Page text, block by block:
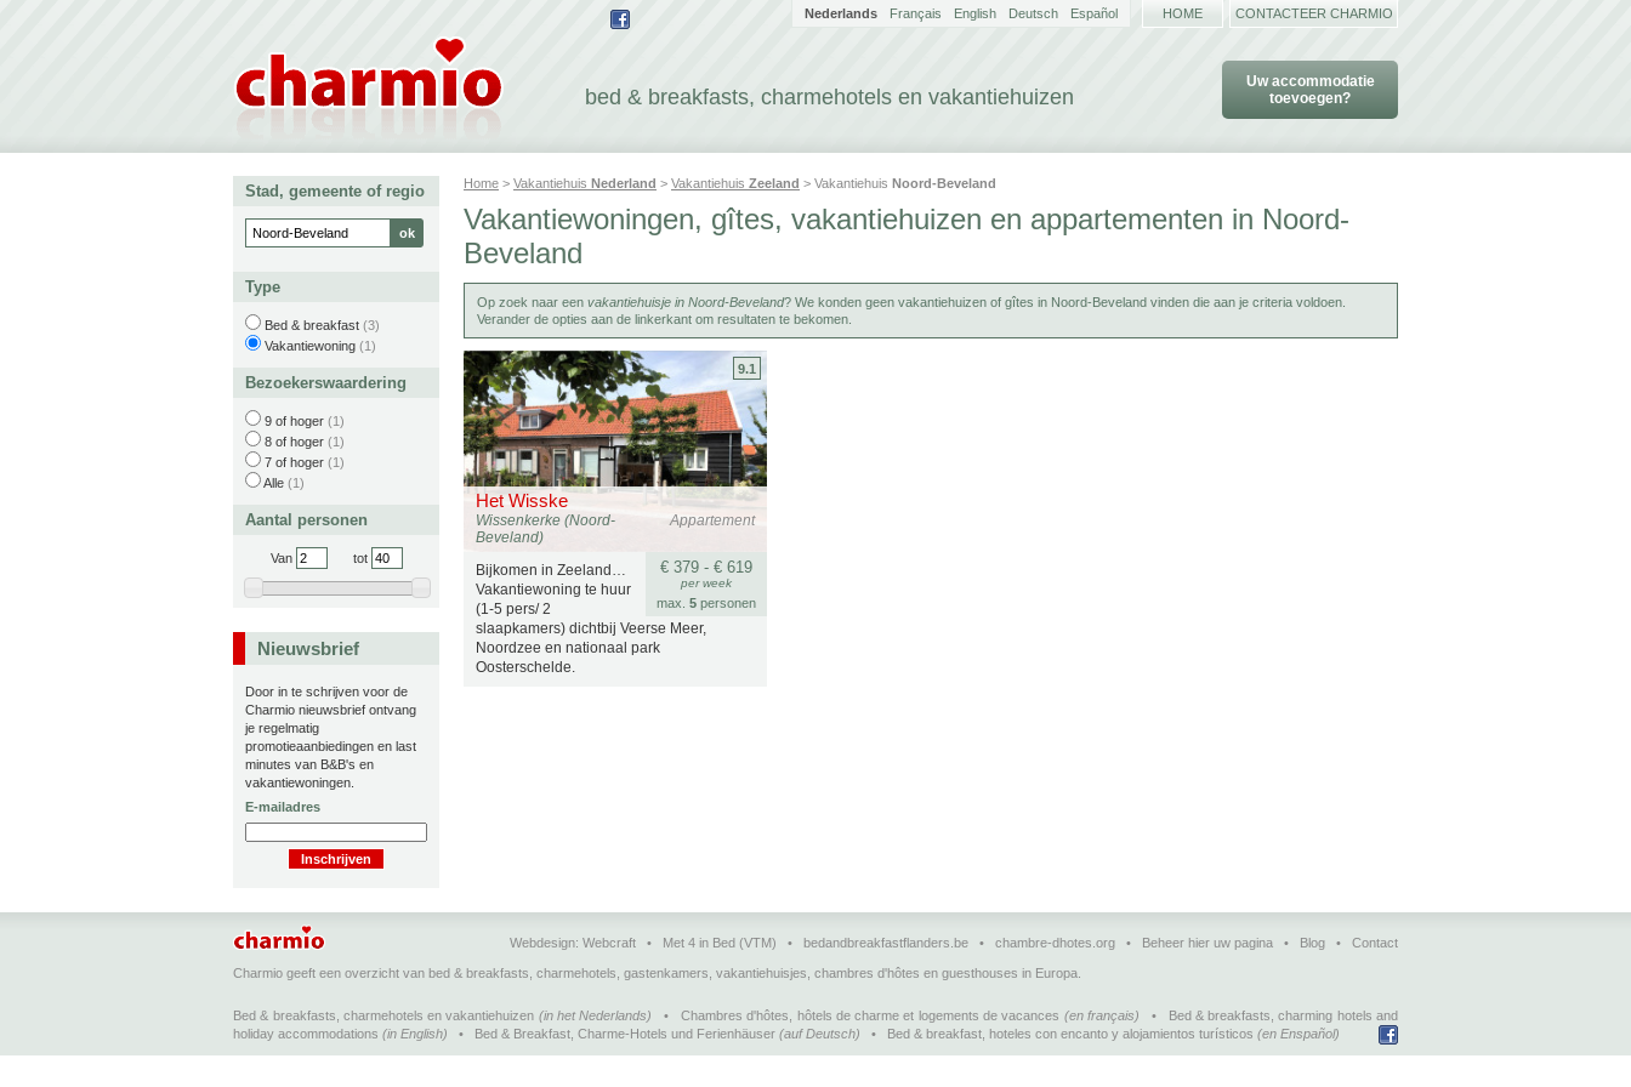
bed & breakfasts, charmehotels en vakantiehuizen
Uw accommodatie
toevoegen?
Nederlands Français English Deutsch Español HOME CONTACTEER CHARMIO
Home > Vakantiehuis Nederland > Vakantiehuis Zeeland > Vakantiehuis Noord-Beveland
Vakantiewoningen, gîtes, vakantiehuizen en appartementen in Noord-
Beveland
Op zoek naar een vakantiehuisje in Noord-Beveland? We konden geen vakantiehuizen of gîtes in Noord-Beveland vinden die aan je criteria voldoen.
Verander de opties aan de linkerkant om resultaten te bekomen.
Het Wisske
Appartement
Wissenkerke (Noord-
Beveland)
9.1
€ 379 - € 619
per week
max. 5 personen
Bijkomen in Zeeland…
Vakantiewoning te huur
(1-5 pers/ 2
slaapkamers) dichtbij Veerse Meer,
Noordzee en nationaal park
Oosterschelde.
Stad, gemeente of regio
Type
Bed & breakfast (3)
Vakantiewoning (1)
Bezoekerswaardering
9 of hoger (1)
8 of hoger (1)
7 of hoger (1)
Alle (1)
Aantal personen
Van tot
Nieuwsbrief
Door in te schrijven voor de
Charmio nieuwsbrief ontvang
je regelmatig
promotieaanbiedingen en last
minutes van B&B's en
vakantiewoningen.
E-mailadres
Webdesign: Webcraft • Met 4 in Bed (VTM) • bedandbreakfastflanders.be • chambre-dhotes.org • Beheer hier uw pagina • Blog • Contact
Charmio geeft een overzicht van bed & breakfasts, charmehotels, gastenkamers, vakantiehuisjes, chambres d'hôtes en guesthouses in Europa.
Bed & breakfasts, charmehotels en vakantiehuizen (in het Nederlands) •Chambres d'hôtes, hôtels de charme et logements de vacances (en français) •
Bed & breakfasts, charming hotels and
holiday accommodations (in English) • Bed & Breakfast, Charme-Hotels und Ferienhäuser (auf Deutsch) • Bed & breakfast, hoteles con encanto y alojamientos turísticos (en Enspañol)